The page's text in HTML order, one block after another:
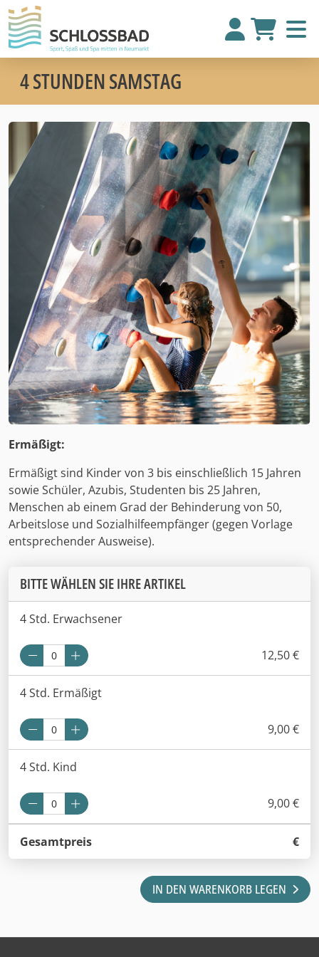
4 STUNDEN SAMSTAG
Ermäßigt:
Ermäßigt sind Kinder von 3 bis einschließlich 15 Jahren
sowie Schüler, Azubis, Studenten bis 25 Jahren,
Menschen ab einem Grad der Behinderung von 50,
Arbeitslose und Sozialhilfeempfänger (gegen Vorlage
entsprechender Ausweise).
BITTE WÄHLEN SIE IHRE ARTIKEL
4 Std. Erwachsener
12,50 €
4 Std. Ermäßigt
9,00 €
4 Std. Kind
9,00 €
Gesamtpreis €
IN DEN WARENKORB LEGEN